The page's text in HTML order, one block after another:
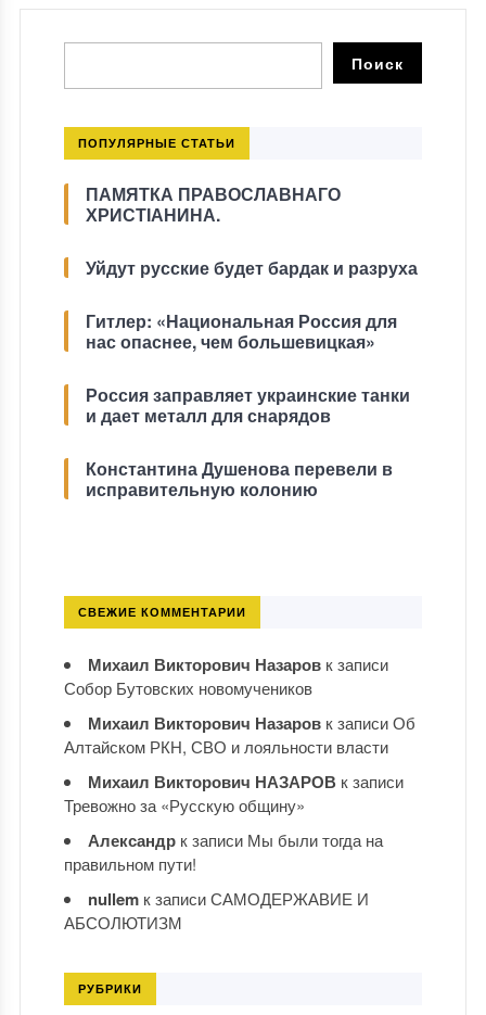
ПОПУЛЯРНЫЕ СТАТЬИ
ПАМЯТКА ПРАВОСЛАВНАГО
ХРИСТІАНИНА.
Уйдут русские будет бардак и разруха
Гитлер: «Национальная Россия для
нас опаснее, чем большевицкая»
Россия заправляет украинские танки
и дает металл для снарядов
Константина Душенова перевели в
исправительную колонию
СВЕЖИЕ КОММЕНТАРИИ
Михаил Викторович Назаровк записи
Собор Бутовских новомучеников
Михаил Викторович Назаровк записиОб
Алтайском РКН, СВО и лояльности власти
Михаил Викторович НАЗАРОВ к записи
Тревожно за «Русскую общину»
Александрк записи Мы были тогда на
правильном пути!
nullemк записиСАМОДЕРЖАВИЕ И
АБСОЛЮТИЗМ
РУБРИКИ